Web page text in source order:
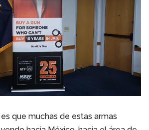
que muchas de estas armas